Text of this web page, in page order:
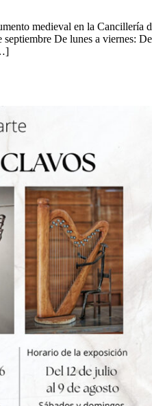
medieval en la Cancillería
De lunes a viernes: De